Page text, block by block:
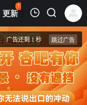
更新
126
热榜 APP
1